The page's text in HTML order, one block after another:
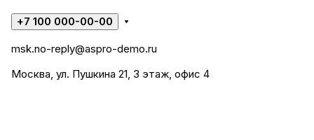
+7 100 000-00-00
msk.no-reply@aspro-demo.ru
Москва, ул. Пушкина 21, 3 этаж, офис 4